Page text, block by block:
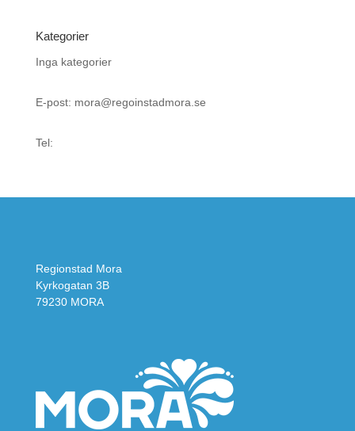
Kategorier
Inga kategorier
E-post: mora@regoinstadmora.se
Tel:
Regionstad Mora
Kyrkogatan 3B
79230 MORA